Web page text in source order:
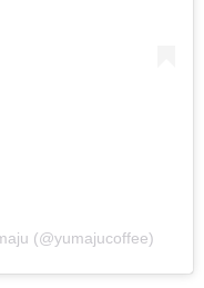
(@yumajucoffee)